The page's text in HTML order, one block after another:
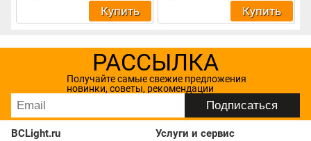
Купить Купить
РАССЫЛКА
Получайте самые свежие предложения
новинки, советы, рекомендации
BCLight.ru Услуги и сервис